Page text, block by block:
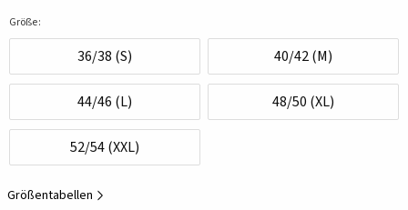
Größe:
36/38 (S) 40/42 (M)
44/46 (L) 48/50 (XL)
52/54 (XXL)
Größentabellen